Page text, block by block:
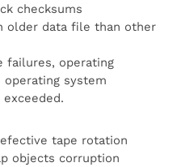
checksums
older data file than other
failures, operating
system
tape rotation
objects corruption